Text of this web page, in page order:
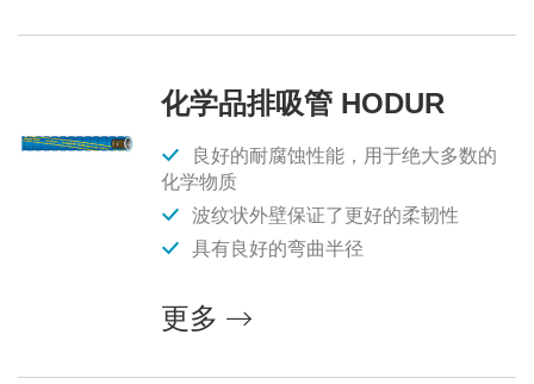
化学品排吸管 HODUR
良好的耐腐蚀性能，用于绝大多数的
化学物质
波纹状外壁保证了更好的柔韧性
具有良好的弯曲半径
更多